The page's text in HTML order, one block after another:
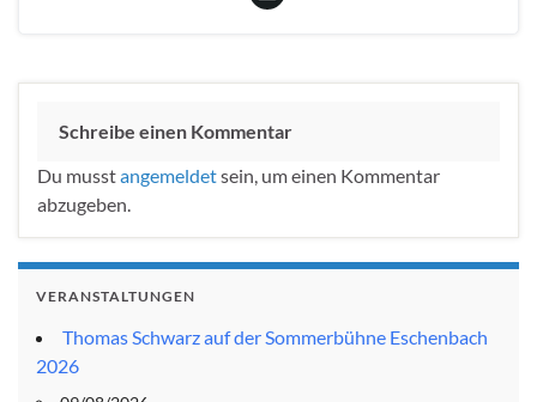
Schreibe einen Kommentar
Du musstangemeldetsein, um einen Kommentar
abzugeben.
VERANSTALTUNGEN
Thomas Schwarz auf der Sommerbühne Eschenbach
2026